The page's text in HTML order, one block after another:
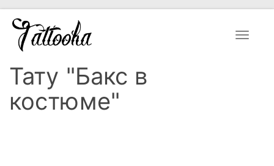
Toggle
Тату "Бакс в
костюме"